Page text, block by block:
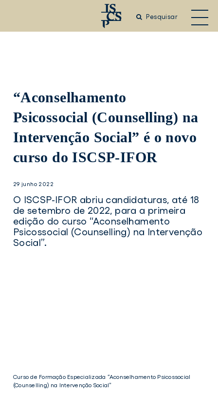
Pesquisar
“Aconselhamento
Psicossocial (Counselling) na
Intervenção Social” é o novo
curso do ISCSP-IFOR
29 junho 2022
O ISCSP-IFOR abriu candidaturas, até 18
de setembro de 2022, para a primeira
edição do curso “Aconselhamento
Psicossocial (Counselling) na Intervenção
Social”.
Curso de Formação Especializada “Aconselhamento Psicossocial
(Counselling) na Intervenção Social”